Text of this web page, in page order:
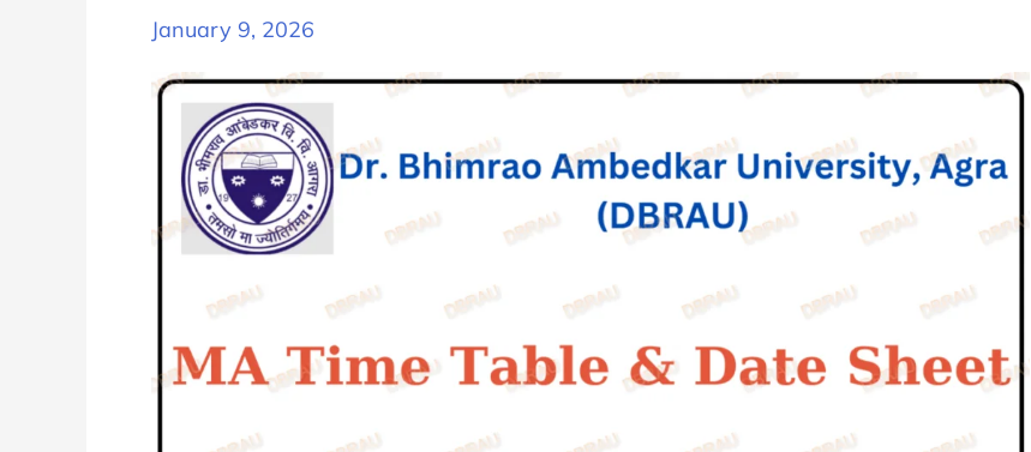
|
University
Part
Date
Schedule
25
January 9, 2026